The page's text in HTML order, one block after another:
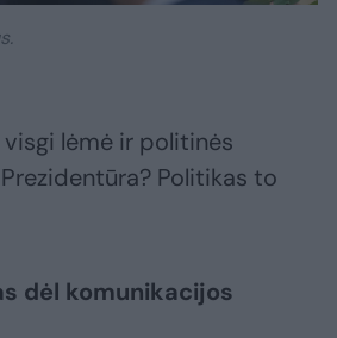
lėmė ir politinės
Politikas to
dėl komunikacijos